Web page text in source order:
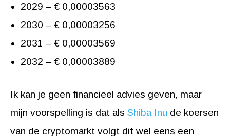
2029 – € 0,00003563
2030 – € 0,00003256
2031 – € 0,00003569
2032 – € 0,00003889
Ik kan je geen financieel advies geven, maar
mijn voorspelling is dat als Shiba Inu de koersen
van de cryptomarkt volgt dit wel eens een